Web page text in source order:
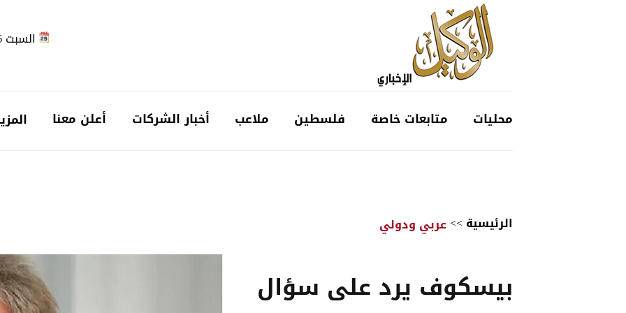
السبت 2026-08-08
محليات متابعات خاصة فلسطين ملاعب أخبار الشركات أعلن معنا
الرئيسية>>عربي ودولي
بيسكوف يرد على سؤال